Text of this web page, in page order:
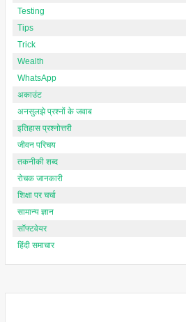
Testing
Tips
Trick
Wealth
WhatsApp
अकाउंट
अनसुलझे प्रश्नों के जवाब
इतिहास प्रश्नोत्तरी
जीवन परिचय
तकनीकी शब्द
रोचक जानकारी
शिक्षा पर चर्चा
सामान्य ज्ञान
सॉफ्टवेयर
हिंदी समाचार